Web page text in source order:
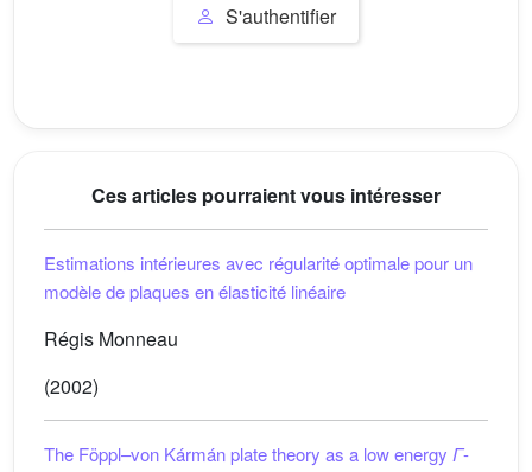
S'authentifier
Ces articles pourraient vous intéresser
Estimations intérieures avec régularité optimale pour un
modèle de plaques en élasticité linéaire
Régis Monneau
(2002)
The Föppl–von Kármán plate theory as a low energy Γ-